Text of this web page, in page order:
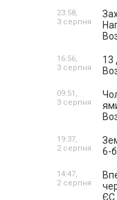
23:58,
3 серпня
13
16:56,
3 серпня
09:51,
3 серпня
6-
19:37,
2 серпня
ЄС
14:47,
2 серпня